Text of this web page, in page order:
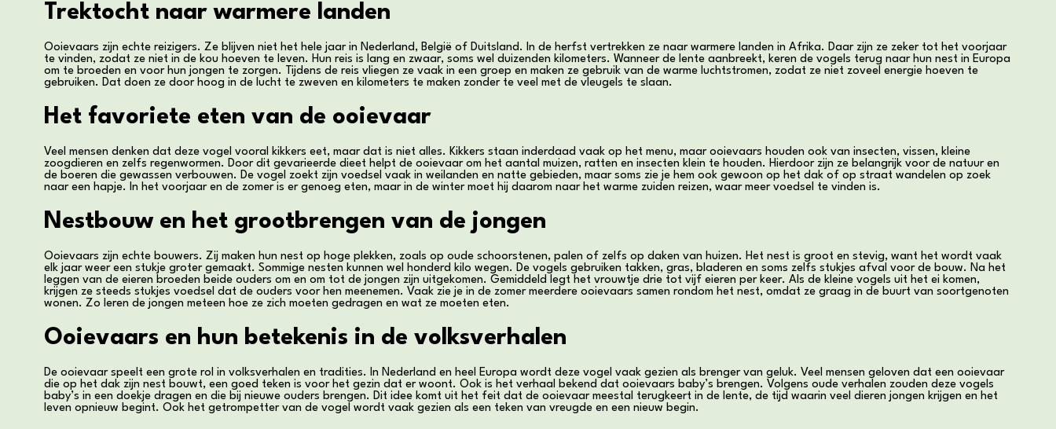
Trektocht naar warmere landen
Ooievaars zijn echte reizigers. Ze blijven niet het hele jaar in Nederland, België of Duitsland. In de herfst vertrekken ze naar warmere landen in Afrika. Daar zijn ze zeker tot het voorjaar
te vinden, zodat ze niet in de kou hoeven te leven. Hun reis is lang en zwaar, soms wel duizenden kilometers. Wanneer de lente aanbreekt, keren de vogels terug naar hun nest in Europa
om te broeden en voor hun jongen te zorgen. Tijdens de reis vliegen ze vaak in een groep en maken ze gebruik van de warme luchtstromen, zodat ze niet zoveel energie hoeven te
gebruiken. Dat doen ze door hoog in de lucht te zweven en kilometers te maken zonder te veel met de vleugels te slaan.
Het favoriete eten van de ooievaar
Veel mensen denken dat deze vogel vooral kikkers eet, maar dat is niet alles. Kikkers staan inderdaad vaak op het menu, maar ooievaars houden ook van insecten, vissen, kleine
zoogdieren en zelfs regenwormen. Door dit gevarieerde dieet helpt de ooievaar om het aantal muizen, ratten en insecten klein te houden. Hierdoor zijn ze belangrijk voor de natuur en
de boeren die gewassen verbouwen. De vogel zoekt zijn voedsel vaak in weilanden en natte gebieden, maar soms zie je hem ook gewoon op het dak of op straat wandelen op zoek
naar een hapje. In het voorjaar en de zomer is er genoeg eten, maar in de winter moet hij daarom naar het warme zuiden reizen, waar meer voedsel te vinden is.
Nestbouw en het grootbrengen van de jongen
Ooievaars zijn echte bouwers. Zij maken hun nest op hoge plekken, zoals op oude schoorstenen, palen of zelfs op daken van huizen. Het nest is groot en stevig, want het wordt vaak
elk jaar weer een stukje groter gemaakt. Sommige nesten kunnen wel honderd kilo wegen. De vogels gebruiken takken, gras, bladeren en soms zelfs stukjes afval voor de bouw. Na het
leggen van de eieren broeden beide ouders om en om tot de jongen zijn uitgekomen. Gemiddeld legt het vrouwtje drie tot vijf eieren per keer. Als de kleine vogels uit het ei komen,
krijgen ze steeds stukjes voedsel dat de ouders voor hen meenemen. Vaak zie je in de zomer meerdere ooievaars samen rondom het nest, omdat ze graag in de buurt van soortgenoten
wonen. Zo leren de jongen meteen hoe ze zich moeten gedragen en wat ze moeten eten.
Ooievaars en hun betekenis in de volksverhalen
De ooievaar speelt een grote rol in volksverhalen en tradities. In Nederland en heel Europa wordt deze vogel vaak gezien als brenger van geluk. Veel mensen geloven dat een ooievaar
die op het dak zijn nest bouwt, een goed teken is voor het gezin dat er woont. Ook is het verhaal bekend dat ooievaars baby’s brengen. Volgens oude verhalen zouden deze vogels
baby’s in een doekje dragen en die bij nieuwe ouders brengen. Dit idee komt uit het feit dat de ooievaar meestal terugkeert in de lente, de tijd waarin veel dieren jongen krijgen en het
leven opnieuw begint. Ook het getrompetter van de vogel wordt vaak gezien als een teken van vreugde en een nieuw begin.